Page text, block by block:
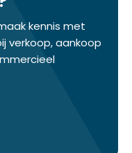
kennis met
verkoop, aankoop